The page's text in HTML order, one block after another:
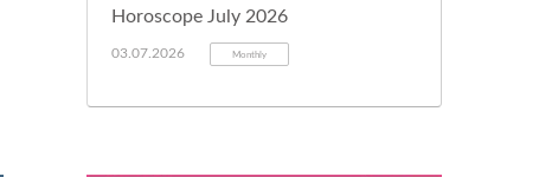
Horoscope July 2026
03.07.2026 Monthly